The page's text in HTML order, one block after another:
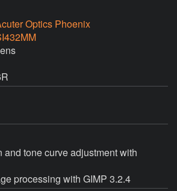
Optics Phoenix
and tone curve adjustment with
processing with GIMP 3.2.4